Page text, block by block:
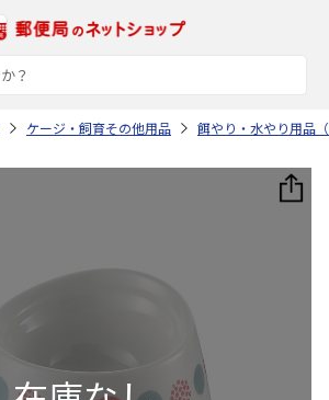
ケージ・飼育その他用品 餌やり・水やり用品